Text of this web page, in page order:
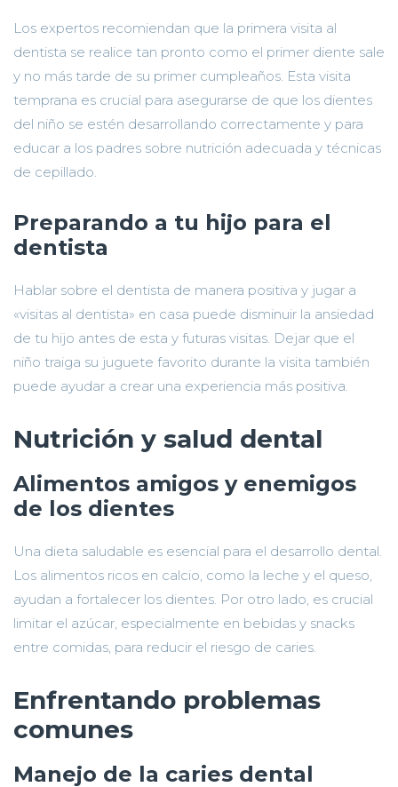
Los expertos recomiendan que la primera visita al
dentista se realice tan pronto como el primer diente sale
y no más tarde de su primer cumpleaños. Esta visita
temprana es crucial para asegurarse de que los dientes
del niño se estén desarrollando correctamente y para
educar a los padres sobre nutrición adecuada y técnicas
de cepillado.
Preparando a tu hijo para el
dentista
Hablar sobre el dentista de manera positiva y jugar a
«visitas al dentista» en casa puede disminuir la ansiedad
de tu hijo antes de esta y futuras visitas. Dejar que el
niño traiga su juguete favorito durante la visita también
puede ayudar a crear una experiencia más positiva.
Nutrición y salud dental
Alimentos amigos y enemigos
de los dientes
Una dieta saludable es esencial para el desarrollo dental.
Los alimentos ricos en calcio, como la leche y el queso,
ayudan a fortalecer los dientes. Por otro lado, es crucial
limitar el azúcar, especialmente en bebidas y snacks
entre comidas, para reducir el riesgo de caries.
Enfrentando problemas
comunes
Manejo de la caries dental